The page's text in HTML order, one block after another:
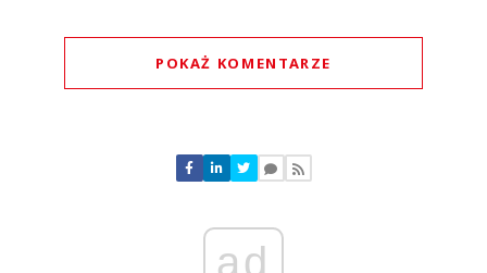
POKAŻ KOMENTARZE
Nie znaleziono komentarzy
Zostaw swoje komentarze
ad